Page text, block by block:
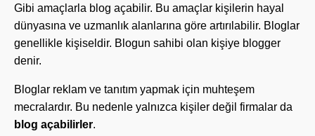
Gibi amaçlarla blog açabilir. Bu amaçlar kişilerin hayal
dünyasına ve uzmanlık alanlarına göre artırılabilir. Bloglar
genellikle kişiseldir. Blogun sahibi olan kişiye blogger
denir.
Bloglar reklam ve tanıtım yapmak için muhteşem
mecralardır. Bu nedenle yalnızca kişiler değil firmalar da
blog açabilirler.